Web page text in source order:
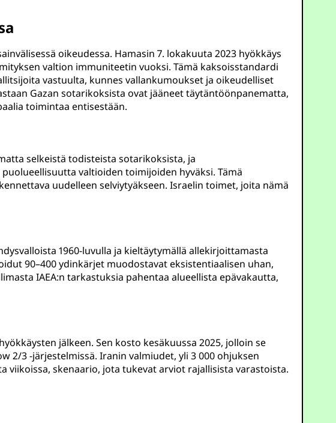
oikeudessa. Hamasin 7. lokakuuta 2023 hyökkäys
valtion immuniteetin vuoksi. Tämä kaksoisstandardi
vastuulta, kunnes vallankumoukset ja oikeudelliset
Gazan sotarikoksista ovat jääneet täytäntöönpanematta,
toimintaa entisestään.
selkeistä todisteista sotarikoksista, ja
valtioiden toimijoiden hyväksi. Tämä
uudelleen selviytyäkseen. Israelin toimet, joita nämä
1960-luvulla ja kieltäytymällä allekirjoittamasta
90–400 ydinkärjet muodostavat eksistentiaalisen uhan,
IAEA:n tarkastuksia pahentaa alueellista epävakautta,
jälkeen. Sen kosto kesäkuussa 2025, jolloin se
2/3 -järjestelmissä. Iranin valmiudet, yli 3 000 ohjuksen
viikoissa, skenaario, jota tukevat arviot rajallisista varastoista.